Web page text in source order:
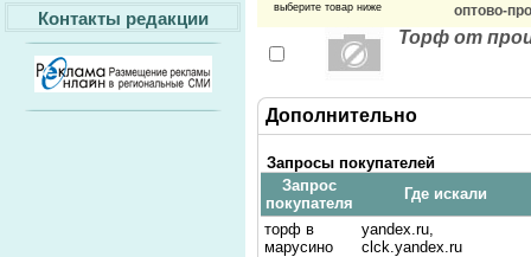
Контакты редакции
выберите товар ниже
оптово-
Торф от
Дополнительно
Запросы покупателей
Запрос
покупателя
Где искали
торф в
марусино
yandex.ru,
clck.yandex.ru